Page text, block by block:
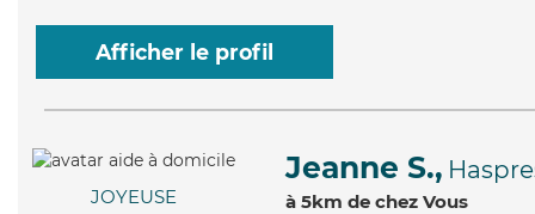
Afficher le profil
JOYEUSE
Jeanne S.,
à 5km de chez Vous